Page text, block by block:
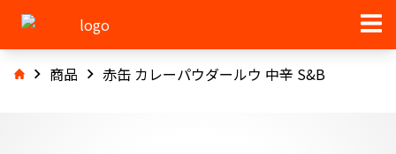
商品 赤缶 カレーパウダールウ 中辛 S&B